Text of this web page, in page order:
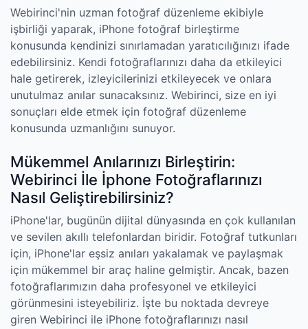
Webirinci'nin uzman fotoğraf düzenleme ekibiyle
işbirliği yaparak, iPhone fotoğraf birleştirme
konusunda kendinizi sınırlamadan yaratıcılığınızı ifade
edebilirsiniz. Kendi fotoğraflarınızı daha da etkileyici
hale getirerek, izleyicilerinizi etkileyecek ve onlara
unutulmaz anılar sunacaksınız. Webirinci, size en iyi
sonuçları elde etmek için fotoğraf düzenleme
konusunda uzmanlığını sunuyor.
Mükemmel Anılarınızı Birleştirin:
Webirinci İle İphone Fotoğraflarınızı
Nasıl Geliştirebilirsiniz?
iPhone'lar, bugünün dijital dünyasında en çok kullanılan
ve sevilen akıllı telefonlardan biridir. Fotoğraf tutkunları
için, iPhone'lar eşsiz anıları yakalamak ve paylaşmak
için mükemmel bir araç haline gelmiştir. Ancak, bazen
fotoğraflarımızın daha profesyonel ve etkileyici
görünmesini isteyebiliriz. İşte bu noktada devreye
giren Webirinci ile iPhone fotoğraflarınızı nasıl